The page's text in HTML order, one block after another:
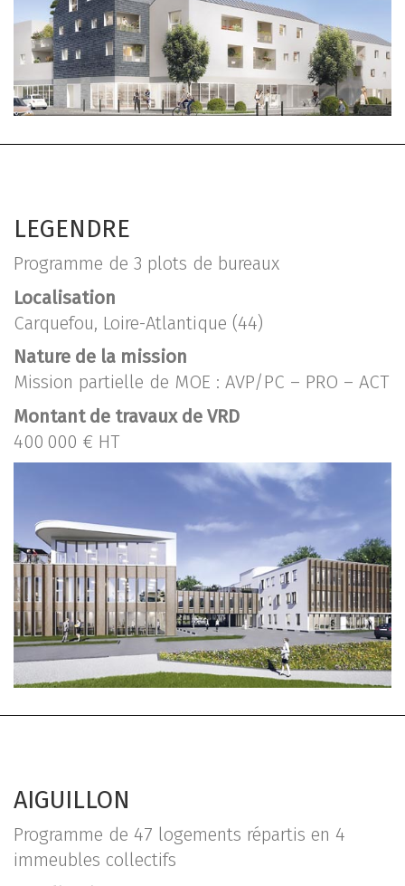
LEGENDRE
Programme de 3 plots de bureaux
Localisation
Carquefou, Loire-Atlantique (44)
Nature de la mission
Mission partielle de MOE : AVP/PC – PRO – ACT
Montant de travaux de VRD
400 000 € HT
AIGUILLON
Programme de 47 logements répartis en 4
immeubles collectifs